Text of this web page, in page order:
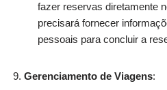
fazer reservas diretamente
precisará fornecer
pessoais para concluir a
Gerenciamento de Viagens: